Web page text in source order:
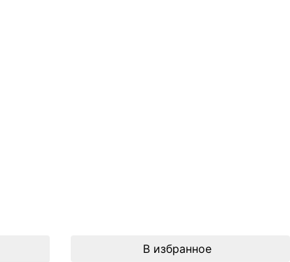
В избранное